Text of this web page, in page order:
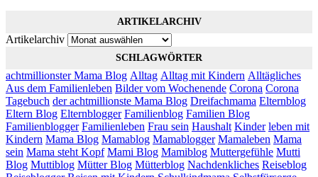
ARTIKELARCHIV
Artikelarchiv
SCHLAGWÖRTER
achtmillionster Mama Blog Alltag Alltag mit Kindern Alltägliches
Aus dem Familienleben Bilder vom Wochenende Corona Corona
Tagebuch der achtmillionste Mama Blog Dreifachmama Elternblog
Eltern Blog Elternblogger Familienblog Familien Blog
Familienblogger Familienleben Frau sein Haushalt Kinder leben mit
Kindern Mama Blog Mamablog Mamablogger Mamaleben Mama
sein Mama steht Kopf Mami Blog Mamiblog Muttergefühle Mutti
Blog Muttiblog Mütter Blog Mütterblog Nachdenkliches Reiseblog